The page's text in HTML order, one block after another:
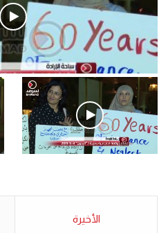
.وقفة احتجاجية رمزية لـ”#البدون” في
الأحد 5 مايو 2019
5-2019.
الأخيرة